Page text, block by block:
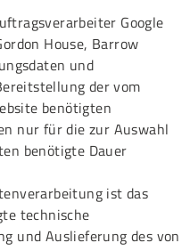
Google
House, Barrow
und
der vom
benötigten
nur für die zur Auswahl
benötigte Dauer
ist das
technische
und Auslieferung des von